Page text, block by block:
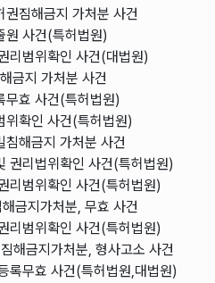
짐해금지 가처분 사건
원 사건(특허법원)
리범위확인 사건(대법원)
금지 가처분 사건
무효 사건(특허법원)
위확인 사건(특허법원)
해금지 가처분 사건
권리법위확인 사건(특허법원)
리범위확인 사건(특허법원)
금지가처분, 무효 사건
리범위확인 사건(특허법원)
해금지가처분, 형사고소 사건
록무효 사건(특허법원,대법원)